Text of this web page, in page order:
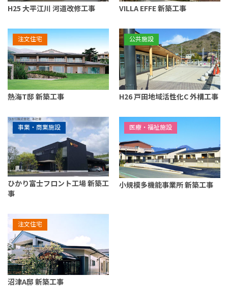
H25 大平江川 河道改修工事 VILLA EFFE 新築工事
注文住宅
熱海T邸 新築工事
公共施設
H26 戸田地域活性化C 外構工事
事業・商業施設
ひかり富士フロント工場 新築工
事
医療・福祉施設
小規模多機能事業所 新築工事
注文住宅
沼津A邸 新築工事